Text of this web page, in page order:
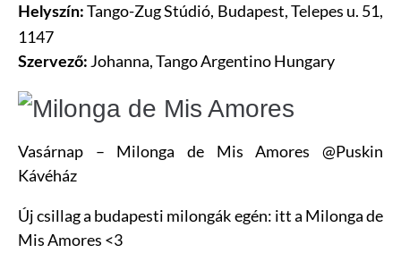
Helyszín: Tango-Zug Stúdió, Budapest, Telepes u. 51,
1147
Szervező: Johanna, Tango Argentino Hungary
Vasárnap – Milonga de Mis Amores @Puskin
Kávéház
Új csillag a budapesti milongák egén: itt a Milonga de
Mis Amores <3